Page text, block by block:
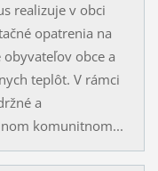
realizuje v obci
opatrenia na
obce a
teplôt. V rámci
a
komunitnom...